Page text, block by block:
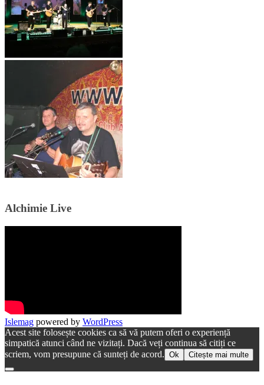
Alchimie Live
Islemag powered by WordPress
Acest site folosește cookies ca să vă putem oferi o experiență
simpatică atunci când ne vizitați. Dacă veți continua să citiți ce
scriem, vom presupune că sunteți de acord. Ok Citește mai multe